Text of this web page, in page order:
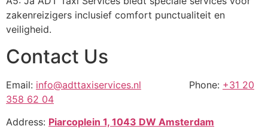
zakenreizigers inclusief comfort punctualiteit en
veiligheid.
Contact Us
Email: info@adttaxiservices.nl Phone: +31 20
358 62 04
Address: Piarcoplein 1, 1043 DW Amsterdam